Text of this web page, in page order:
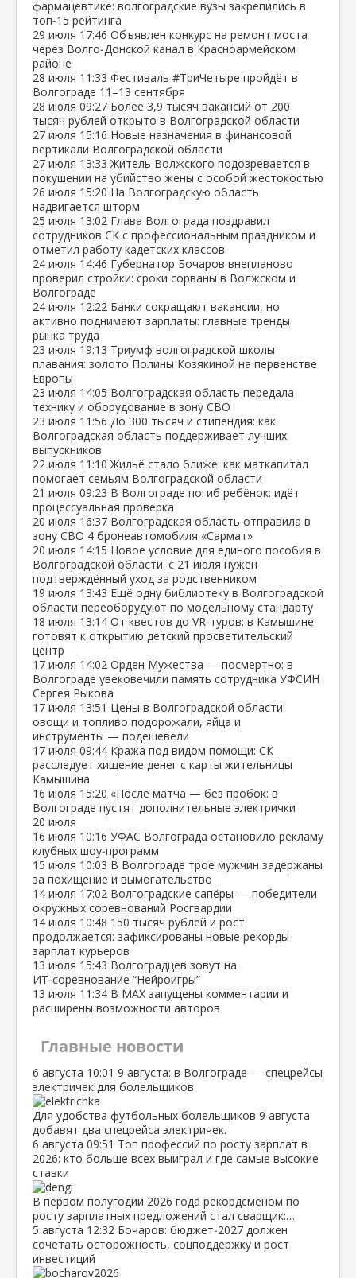
фармацевтике: волгоградские вузы закрепились в
топ‑15 рейтинга
29 июля 17:46 Объявлен конкурс на ремонт моста
через Волго‑Донской канал в Красноармейском
районе
28 июля 11:33 Фестиваль #ТриЧетыре пройдёт в
Волгограде 11–13 сентября
28 июля 09:27 Более 3,9 тысяч вакансий от 200
тысяч рублей открыто в Волгоградской области
27 июля 15:16 Новые назначения в финансовой
вертикали Волгоградской области
27 июля 13:33 Житель Волжского подозревается в
покушении на убийство жены с особой жестокостью
26 июля 15:20 На Волгоградскую область
надвигается шторм
25 июля 13:02 Глава Волгограда поздравил
сотрудников СК с профессиональным праздником и
отметил работу кадетских классов
24 июля 14:46 Губернатор Бочаров внепланово
проверил стройки: сроки сорваны в Волжском и
Волгограде
24 июля 12:22 Банки сокращают вакансии, но
активно поднимают зарплаты: главные тренды
рынка труда
23 июля 19:13 Триумф волгоградской школы
плавания: золото Полины Козякиной на первенстве
Европы
23 июля 14:05 Волгоградская область передала
технику и оборудование в зону СВО
23 июля 11:56 До 300 тысяч и стипендия: как
Волгоградская область поддерживает лучших
выпускников
22 июля 11:10 Жильё стало ближе: как маткапитал
помогает семьям Волгоградской области
21 июля 09:23 В Волгограде погиб ребёнок: идёт
процессуальная проверка
20 июля 16:37 Волгоградская область отправила в
зону СВО 4 бронеавтомобиля «Сармат»
20 июля 14:15 Новое условие для единого пособия в
Волгоградской области: с 21 июля нужен
подтверждённый уход за родственником
19 июля 13:43 Ещё одну библиотеку в Волгоградской
области переоборудуют по модельному стандарту
18 июля 13:14 От квестов до VR‑туров: в Камышине
готовят к открытию детский просветительский
центр
17 июля 14:02 Орден Мужества — посмертно: в
Волгограде увековечили память сотрудника УФСИН
Сергея Рыкова
17 июля 13:51 Цены в Волгоградской области:
овощи и топливо подорожали, яйца и
инструменты — подешевели
17 июля 09:44 Кража под видом помощи: СК
расследует хищение денег с карты жительницы
Камышина
16 июля 15:20 «После матча — без пробок: в
Волгограде пустят дополнительные электрички
20 июля
16 июля 10:16 УФАС Волгограда остановило рекламу
клубных шоу‑программ
15 июля 10:03 В Волгограде трое мужчин задержаны
за похищение и вымогательство
14 июля 17:02 Волгоградские сапёры — победители
окружных соревнований Росгвардии
14 июля 10:48 150 тысяч рублей и рост
продолжается: зафиксированы новые рекорды
зарплат курьеров
13 июля 15:43 Волгоградцев зовут на
ИТ‑соревнование “Нейроигры”
13 июля 11:34 В МАХ запущены комментарии и
расширены возможности авторов
Главные новости
6 августа 10:01 9 августа: в Волгограде — спецрейсы
электричек для болельщиков
Для удобства футбольных болельщиков 9 августа
добавят два спецрейса электричек.
6 августа 09:51 Топ профессий по росту зарплат в
2026: кто больше всех выиграл и где самые высокие
ставки
В первом полугодии 2026 года рекордсменом по
росту зарплатных предложений стал сварщик:…
5 августа 12:32 Бочаров: бюджет‑2027 должен
сочетать осторожность, соцподдержку и рост
инвестиций